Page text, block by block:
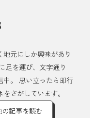
元にしか興味があり
足を運び、文字通り
中。 思い立ったら即行
さがしています。
記事を読む